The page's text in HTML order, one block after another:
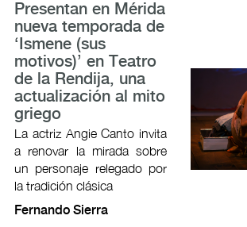
Presentan en Mérida
nueva temporada de
‘Ismene (sus
motivos)’ en Teatro
de la Rendija, una
actualización al mito
griego
La actriz Angie Canto invita
a renovar la mirada sobre
un personaje relegado por
la tradición clásica
Fernando Sierra